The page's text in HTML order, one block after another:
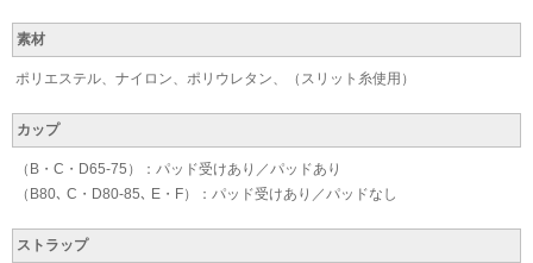
素材
ポリエステル、ナイロン、ポリウレタン、（スリット糸使用）
カップ
（B・C・D65-75）：パッド受けあり／パッドあり
（B80､ C・D80-85､ E・F）：パッド受けあり／パッドなし
ストラップ